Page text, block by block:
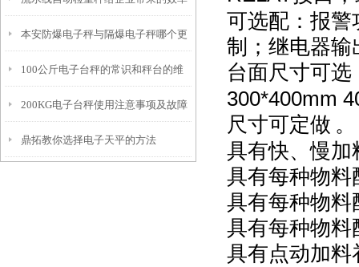
本安防爆电子秤与隔爆电子秤哪个更
安
100公斤电子台秤的常识和秤台的维
护
200KG电子台秤使用注意事项及故障
维修
鼎拓教你选择电子天平的方法
可选配：报警
制；继电器输
台面尺寸可选
300*400mm
尺寸可定做 。
具有快、慢加
具有每种物料
具有每种物料
具有每种物料
具有点动加料